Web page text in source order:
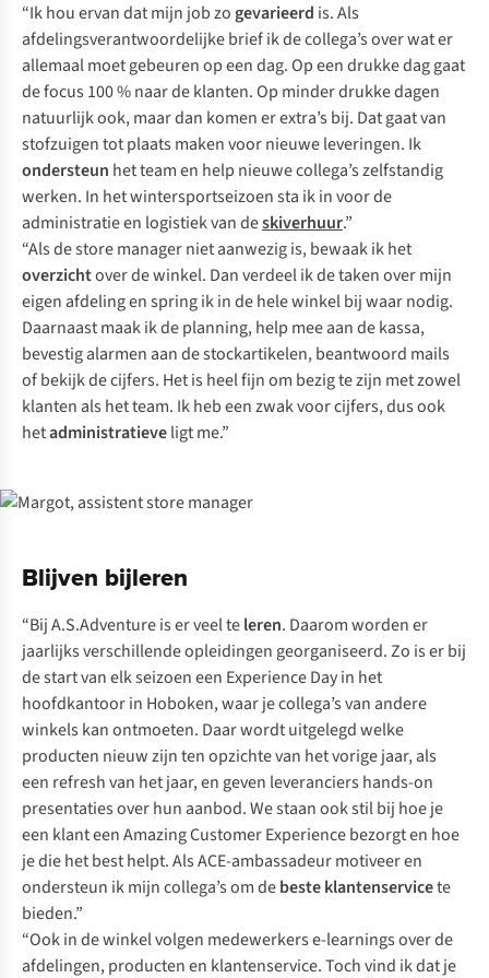
“Ik hou ervan dat mijn job zo gevarieerd is. Als
afdelingsverantwoordelijke brief ik de collega’s over wat er
allemaal moet gebeuren op een dag. Op een drukke dag gaat
de focus 100 % naar de klanten. Op minder drukke dagen
natuurlijk ook, maar dan komen er extra’s bij. Dat gaat van
stofzuigen tot plaats maken voor nieuwe leveringen. Ik
ondersteun het team en help nieuwe collega’s zelfstandig
werken. In het wintersportseizoen sta ik in voor de
administratie en logistiek van deskiverhuur.”
“Als de store manager niet aanwezig is, bewaak ik het
overzichtover de winkel. Dan verdeel ik de taken over mijn
eigen afdeling en spring ik in de hele winkel bij waar nodig.
Daarnaast maak ik de planning, help mee aan de kassa,
bevestig alarmen aan de stockartikelen, beantwoord mails
of bekijk de cijfers. Het is heel fijn om bezig te zijn met zowel
klanten als het team. Ik heb een zwak voor cijfers, dus ook
hetadministratieveligt me.”
Blijven bijleren
“Bij A.S.Adventure is er veel teleren. Daarom worden er
jaarlijks verschillende opleidingen georganiseerd. Zo is er bij
de start van elk seizoen een Experience Day in het
hoofdkantoor in Hoboken, waar je collega’s van andere
winkels kan ontmoeten. Daar wordt uitgelegd welke
producten nieuw zijn ten opzichte van het vorige jaar, als
een refreshvan het jaar, en geven leveranciers hands-on
presentaties over hun aanbod. We staan ook stil bij hoe je
een klant eenAmazing Customer Experiencebezorgt en hoe
je die het best helpt. Als ACE-ambassadeur motiveer en
ondersteun ik mijn collega’s om debeste klantenservicete
bieden.”
“Ook in de winkel volgen medewerkers e-learnings over de
afdelingen, producten en klantenservice. Toch vind ik dat je